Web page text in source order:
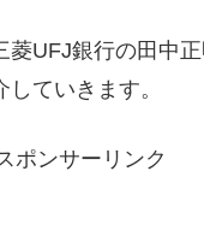
UFJ銀行の田中
ていきます。
ポンサーリンク